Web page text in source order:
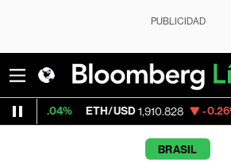
PUBLICIDAD
ETH/USD 1,910.828 -0.26% Visa 368.54
BRASIL